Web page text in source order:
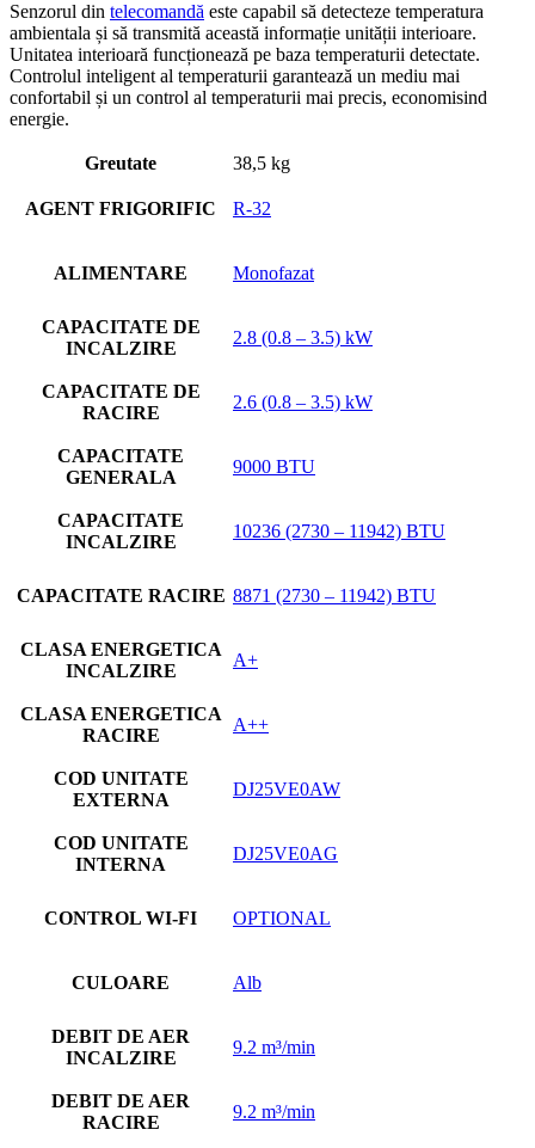
Senzorul din telecomandă este capabil să detecteze temperatura
ambientala și să transmită această informație unității interioare.
Unitatea interioară funcționează pe baza temperaturii detectate.
Controlul inteligent al temperaturii garantează un mediu mai
confortabil și un control al temperaturii mai precis, economisind
energie.
Greutate 38,5 kg
AGENT FRIGORIFIC R-32
ALIMENTARE Monofazat
CAPACITATE DE
INCALZIRE
2.8 (0.8 – 3.5) kW
CAPACITATE DE
RACIRE
2.6 (0.8 – 3.5) kW
CAPACITATE
GENERALA
9000 BTU
CAPACITATE
INCALZIRE
10236 (2730 – 11942) BTU
CAPACITATE RACIRE 8871 (2730 – 11942) BTU
CLASA ENERGETICA
INCALZIRE
A+
CLASA ENERGETICA
RACIRE
A++
COD UNITATE
EXTERNA
DJ25VE0AW
COD UNITATE
INTERNA
DJ25VE0AG
CONTROL WI-FI OPTIONAL
CULOARE Alb
DEBIT DE AER
INCALZIRE
9.2 m³/min
DEBIT DE AER
RACIRE
9.2 m³/min